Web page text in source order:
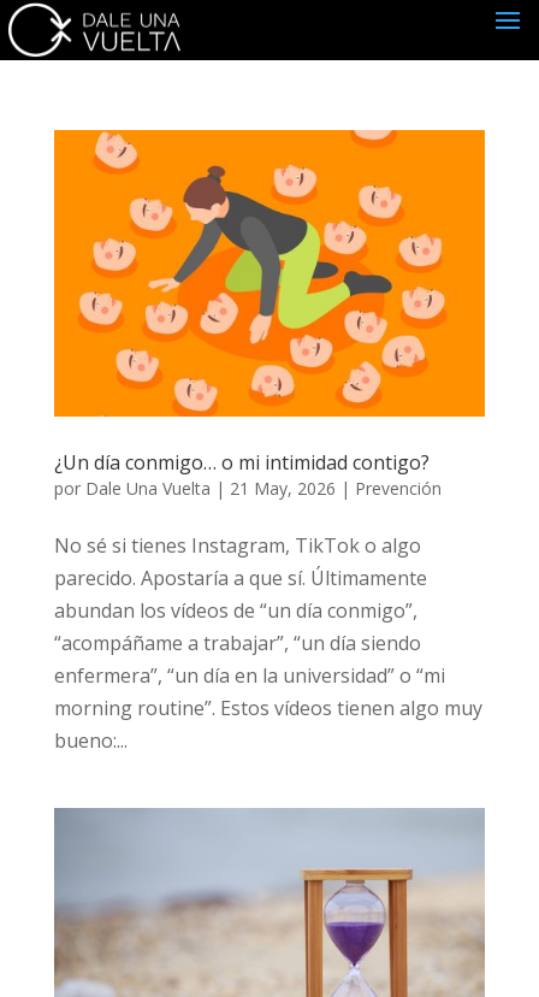
¿Un día conmigo… o mi intimidad contigo?
por Dale Una Vuelta | 21 May, 2026| Prevención
No sé si tienes Instagram, TikTok o algo
parecido. Apostaría a que sí. Últimamente
abundan los vídeos de “un día conmigo”,
“acompáñame a trabajar”, “un día siendo
enfermera”, “un día en la universidad” o “mi
morning routine”. Estos vídeos tienen algo
muy bueno:...
Suscríbete
info@daleunavuelta.org
de privacidad